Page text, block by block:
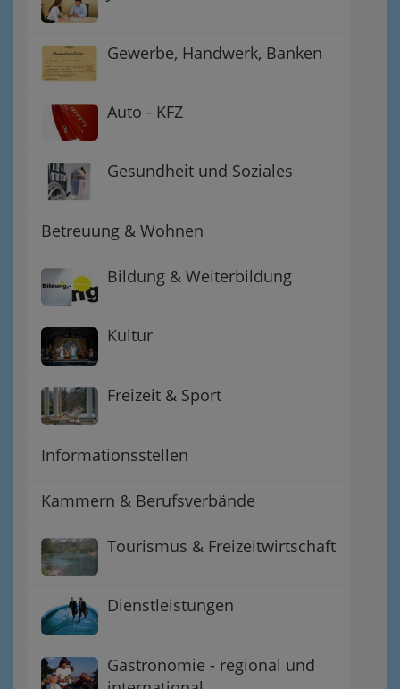
Gewerbe, Handwerk, Banken
Auto - KFZ
Gesundheit und Soziales
Betreuung & Wohnen
Bildung & Weiterbildung
Kultur
Freizeit & Sport
Informationsstellen
Kammern & Berufsverbände
Tourismus & Freizeitwirtschaft
Dienstleistungen
Gastronomie - regional und